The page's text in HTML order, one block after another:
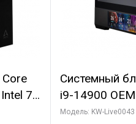
7,
Системный
i9-14900
C24 16EC/
Модель: KW-Live0043